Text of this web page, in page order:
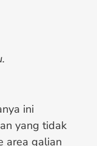
ini
yang tidak
area galian